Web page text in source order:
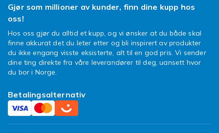
Gjør som millioner av kunder, finn dine kupp hos
oss!
Hos oss gjør du alltid et kupp, og vi ønsker at du både skal
finne akkurat det du leter etter og bli inspirert av produkter
du ikke engang visste eksisterte, alt til en god pris. Vi sender
dine ting direkte fra våre leverandører til deg, uansett hvor
du bor i Norge.
Betalingsalternativ